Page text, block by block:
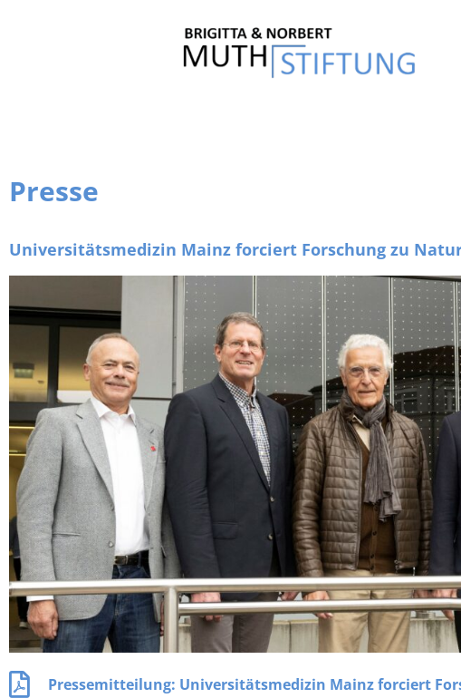
Presse
Universitätsmedizin Mainz forciert Forschung zu
Pressemitteilung: Universitätsmedizin Mainz forciert